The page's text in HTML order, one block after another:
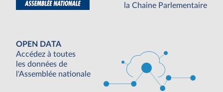
la Chaine Parlementaire
OPEN DATA
Accédez à toutes
les données de
l'Assemblée nationale